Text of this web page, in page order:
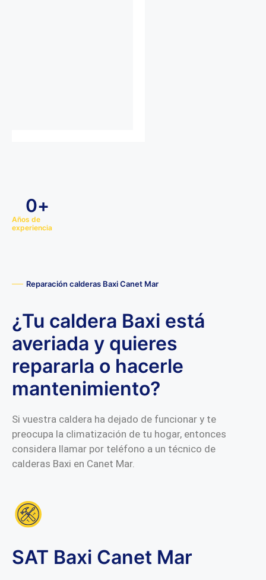
Años de
experiencia
0+
Reparación calderas Baxi Canet Mar
¿Tu caldera Baxi está
averiada y quieres
repararla o hacerle
mantenimiento?
Si vuestra caldera ha dejado de funcionar y te
preocupa la climatización de tu hogar, entonces
considera llamar por teléfono a un técnico de
calderas Baxi en Canet Mar.
SAT Baxi Canet Mar